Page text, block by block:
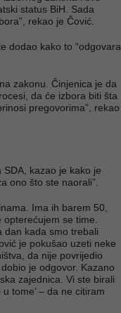
status BiH. Sada
rekao je Čović.
dodao kako to “odgovara
zakonu. Činjenica je da
da će izbora biti šta
pregovorima”, rekao
SDA, kazao je kako je
ono što ste naorali”.
Ima ih barem 50,
se time.
dan kada smo trebali
je pokušao uzeti neke
da nije povrijedio
je odgovor. Kazano
zajednica. Vi ste birali
tome’ – da ne citiram